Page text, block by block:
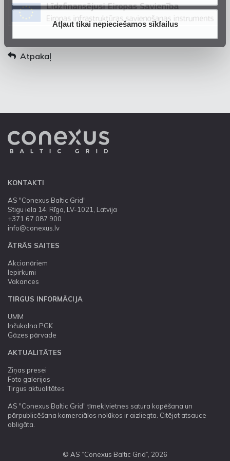
Atļaut tikai nepieciešamos sīkfailus
Atpakaļ
KONTAKTI
AS "Conexus Baltic Grid"
Stigu iela 14, Rīga, LV-1021, Latvija
+371 67 087 900
info@conexus.lv
ĀTRĀS SAITES
Akcionāriem
Iepirkumi
Vakances
TIRGUS INFORMĀCIJA
UMM
Inčukalna PGK
Gāzes pārvade
AKTUALITĀTES
Ziņas presei
Foto galerijas
Tirgus aktualitātes
AS "Conexus Baltic Grid" tīmekļvietnes satura kopēšana un
pārpublicēšana komerciālos nolūkos ir aizliegta. Citējot atsauce
obligāta.
© AS “Conexus Baltic Grid”, 2026